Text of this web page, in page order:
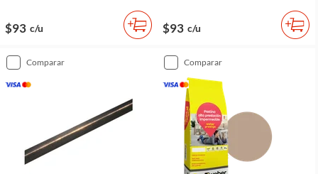
$93 c/u $93 c/u
comparar comparar